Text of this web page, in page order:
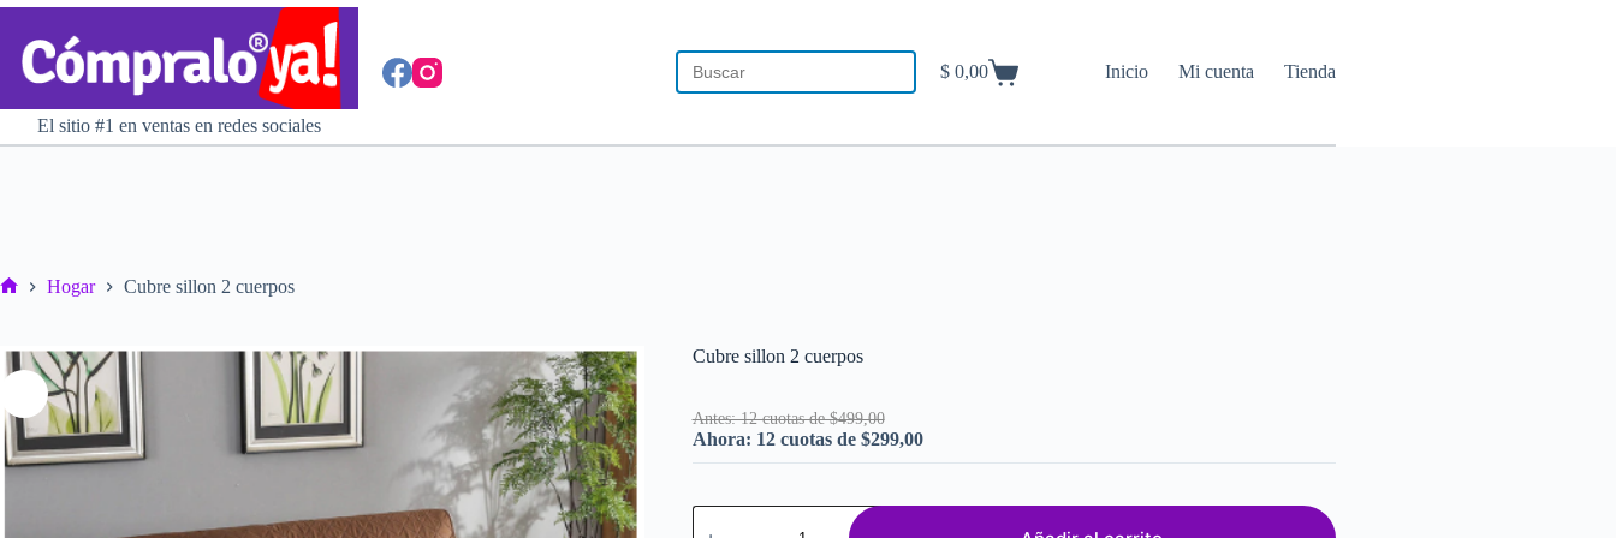
Saltar
contenido
El sitio #1 en ventas en redes sociales
Carro
$0,00 Inicio Mi cuenta Tienda
Hogar Cubre sillon 2 cuerpos
Cubre sillon 2 cuerpos
Antes: 12 cuotas de $499,00
Ahora: 12 cuotas de $299,00
Cubre